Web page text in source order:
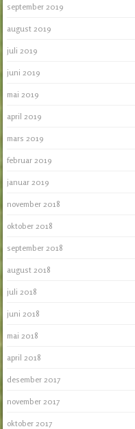
september 2019
august 2019
juli 2019
juni 2019
mai 2019
april 2019
mars 2019
februar 2019
januar 2019
november 2018
oktober 2018
september 2018
august 2018
juli 2018
juni 2018
mai 2018
april 2018
desember 2017
november 2017
oktober 2017